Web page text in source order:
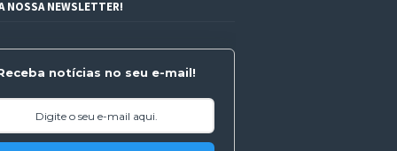
NOSSA NEWSLETTER!
notícias no seu e-mail!